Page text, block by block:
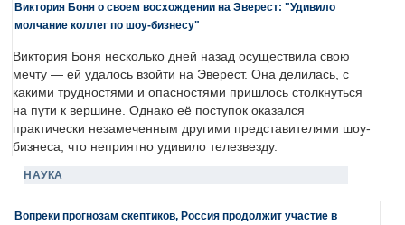
Виктория Боня о своем восхождении на Эверест: "Удивило
молчание коллег по шоу-бизнесу"
Виктория Боня несколько дней назад осуществила свою
мечту — ей удалось взойти на Эверест. Она делилась, с
какими трудностями и опасностями пришлось столкнуться
на пути к вершине. Однако её поступок оказался
практически незамеченным другими представителями шоу-
бизнеса, что неприятно удивило телезвезду.
НАУКА
Вопреки прогнозам скептиков, Россия продолжит участие в